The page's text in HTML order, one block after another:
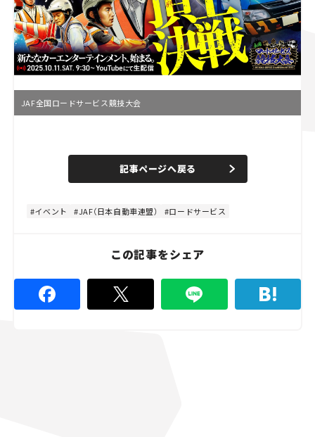
JAF全国ロードサービス競技大会
n
e
d
8
%
記事ページへ戻る
イベント JAF（日本自動車連盟） ロードサービス
この記事をシェア